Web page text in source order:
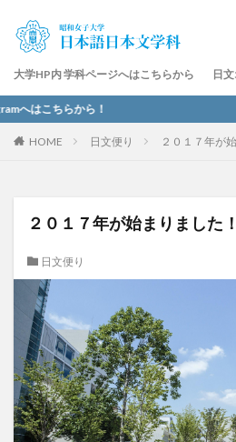
大学HP内 学科ページへはこちらから 日
へはこちらから！
HOME 日文便り ２０１７年が
２０１７年が始まりました
日文便り